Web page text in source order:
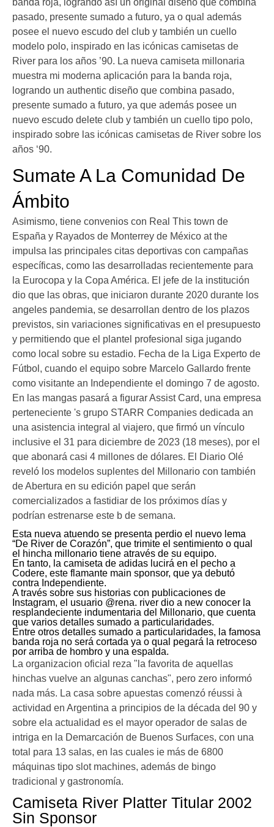
banda roja, logrando así un original diseño que combina
pasado, presente sumado a futuro, ya o qual además
posee el nuevo escudo del club y también un cuello
modelo polo, inspirado en las icónicas camisetas de
River para los años ’90. La nueva camiseta millonaria
muestra mi moderna aplicación para la banda roja,
logrando un authentic diseño que combina pasado,
presente sumado a futuro, ya que además posee un
nuevo escudo delete club y también un cuello tipo polo,
inspirado sobre las icónicas camisetas de River sobre los
años ‘90.
Sumate A La Comunidad De
Ámbito
Asimismo, tiene convenios con Real This town de
España y Rayados de Monterrey de México at the
impulsa las principales citas deportivas con campañas
específicas, como las desarrolladas recientemente para
la Eurocopa y la Copa América. El jefe de la institución
dio que las obras, que iniciaron durante 2020 durante los
angeles pandemia, se desarrollan dentro de los plazos
previstos, sin variaciones significativas en el presupuesto
y permitiendo que el plantel profesional siga jugando
como local sobre su estadio. Fecha de la Liga Experto de
Fútbol, cuando el equipo sobre Marcelo Gallardo frente
como visitante an Independiente el domingo 7 de agosto.
En las mangas pasará a figurar Assist Card, una empresa
perteneciente 's grupo STARR Companies dedicada an
una asistencia integral al viajero, que firmó un vínculo
inclusive el 31 para diciembre de 2023 (18 meses), por el
que abonará casi 4 millones de dólares. El Diario Olé
reveló los modelos suplentes del Millonario con también
de Abertura en su edición papel que serán
comercializados a fastidiar de los próximos días y
podrían estrenarse este b de semana.
Esta nueva atuendo se presenta perdio el nuevo lema
“De River de Corazón”, que trimite el sentimiento o qual
el hincha millonario tiene através de su equipo.
En tanto, la camiseta de adidas lucirá en el pecho a
Codere, este flamante main sponsor, que ya debutó
contra Independiente.
A través sobre sus historias con publicaciones de
Instagram, el usuario @rena. river dio a new conocer la
resplandeciente indumentaria del Millonario, que cuenta
que varios detalles sumado a particularidades.
Entre otros detalles sumado a particularidades, la famosa
banda roja no será cortada ya o qual pegará la retroceso
por arriba de hombro y una espalda.
La organizacion oficial reza "la favorita de aquellas
hinchas vuelve an algunas canchas", pero zero informó
nada más. La casa sobre apuestas comenzó réussi à
actividad en Argentina a principios de la década del 90 y
sobre ela actualidad es el mayor operador de salas de
intriga en la Demarcación de Buenos Surfaces, con una
total para 13 salas, en las cuales ie más de 6800
máquinas tipo slot machines, además de bingo
tradicional y gastronomía.
Camiseta River Platter Titular 2002
Sin Sponsor